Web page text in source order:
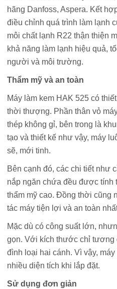
hãng Danfoss, Aspera. Kết
điều chỉnh quá trình làm lạnh
môi chất lạnh R22 thận thiện
khả năng làm lạnh hiệu quả,
người và môi trường.
Thẩm mỹ và an toàn
Máy làm kem HAK 525 có
thời thượng. Phần thân vỏ
thép không gỉ, bên trong là
tạo và thiết kế như vậy, máy
sẽ, mới tinh.
Bên cạnh đó, các chi tiết như
nắp ngăn chứa đều được tính
thẩm mỹ cao. Đồng thời cũng
tác máy tiện lợi và an toàn
Mặc dù có công suất lớn,
gọn. Với kích thước chỉ tương
đình loại hai cánh. Vì vậy,
nhiều diện tích khi lắp đặt.
Sử dụng đơn giản